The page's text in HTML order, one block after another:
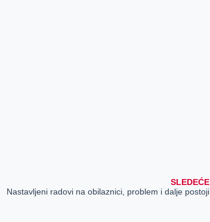
SLEDEĆE
Nastavljeni radovi na obilaznici, problem i dalje postoji